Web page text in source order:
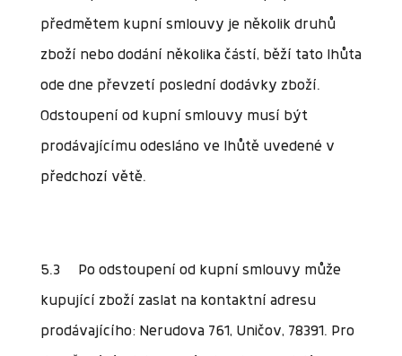
předmětem kupní smlouvy je několik druhů
zboží nebo dodání několika částí, běží tato lhůta
ode dne převzetí poslední dodávky zboží.
Odstoupení od kupní smlouvy musí být
prodávajícímu odesláno ve lhůtě uvedené v
předchozí větě.
5.3 Po odstoupení od kupní smlouvy může
kupující zboží zaslat na kontaktní adresu
prodávajícího: Nerudova 761, Uničov, 78391. Pro